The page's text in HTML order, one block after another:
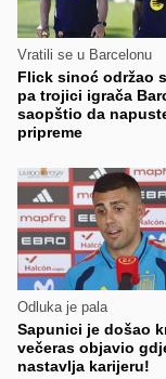
Vratili se u Barcelonu
Flick sinoć održao
pa trojici igrača
saopštio da
pripreme
Odluka je pala
Sapunici je došao
večeras objavio
nastavlja karijeru!